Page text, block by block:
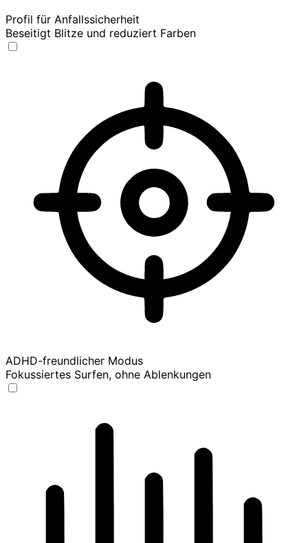
Profil für Anfallssicherheit
Beseitigt Blitze und reduziert Farben
ADHD-freundlicher Modus
Fokussiertes Surfen, ohne Ablenkungen